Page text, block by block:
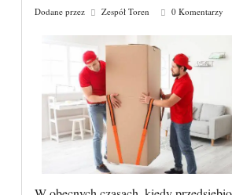
Dodane przez Zespół Toren 0 Komentarzy